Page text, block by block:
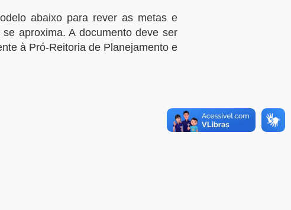
abaixo para rever as metas e
aproxima. A documento deve ser
à Pró-Reitoria de Planejamento e